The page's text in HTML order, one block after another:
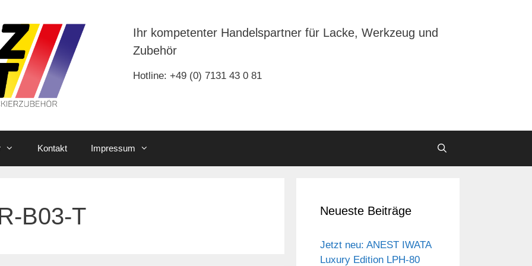
Ihr kompetenter Handelspartner für Lacke, Werkzeug und
Zubehör
Hotline: +49 (0) 7131 43 0 81
Kontakt Impressum
B03-T Neueste Beiträge
Jetzt neu: ANEST IWATA
Luxury Edition LPH-80